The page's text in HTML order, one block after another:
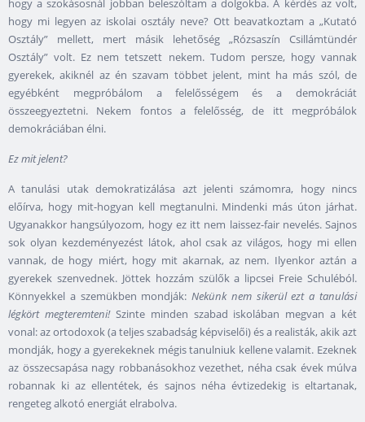
hogy a szokásosnál jobban beleszóltam a dolgokba. A kérdés az volt,
hogy mi legyen az iskolai osztály neve? Ott beavatkoztam a „Kutató
Osztály” mellett, mert másik lehetőség „Rózsaszín Csillámtündér
Osztály” volt. Ez nem tetszett nekem. Tudom persze, hogy vannak
gyerekek, akiknél az én szavam többet jelent, mint ha más szól, de
egyébként megpróbálom a felelősségem és a demokráciát
összeegyeztetni. Nekem fontos a felelősség, de itt megpróbálok
demokráciában élni.
Ez mit jelent?
A tanulási utak demokratizálása azt jelenti számomra, hogy nincs
előírva, hogy mit-hogyan kell megtanulni. Mindenki más úton járhat.
Ugyanakkor hangsúlyozom, hogy ez itt nem laissez-fair nevelés. Sajnos
sok olyan kezdeményezést látok, ahol csak az világos, hogy mi ellen
vannak, de hogy miért, hogy mit akarnak, az nem. Ilyenkor aztán a
gyerekek szenvednek. Jöttek hozzám szülők a lipcsei Freie Schuléból.
Könnyekkel a szemükben mondják:Nekünk nem sikerül ezt a tanulási
légkört megteremteni! Szinte minden szabad iskolában megvan a két
vonal: az ortodoxok (a teljes szabadság képviselői) és a realisták, akik azt
mondják, hogy a gyerekeknek mégis tanulniuk kellene valamit. Ezeknek
az összecsapása nagy robbanásokhoz vezethet, néha csak évek múlva
robannak ki az ellentétek, és sajnos néha évtizedekig is eltartanak,
rengeteg alkotó energiát elrabolva.